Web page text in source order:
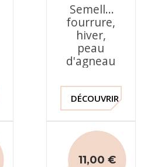
Semelle
fourrure,
hiver,
peau
d'agneau
DÉCOUVRIR !
11,00 €